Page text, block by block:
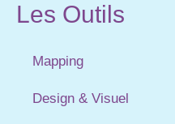
Les Outils
Mapping
Design & Visuel